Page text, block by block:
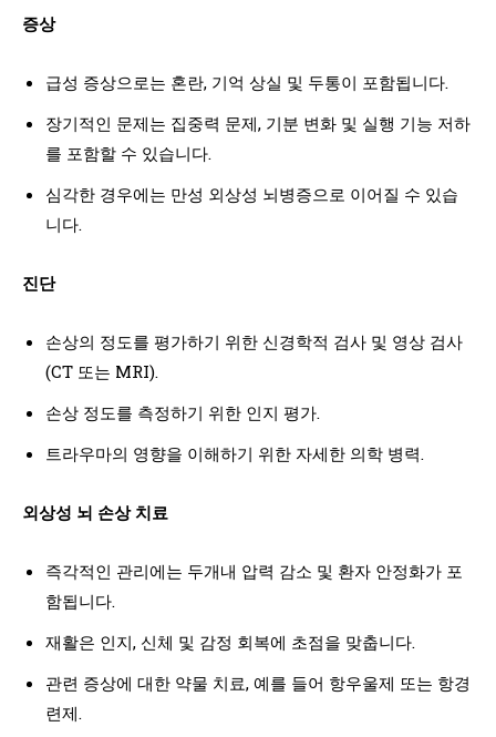
증상
급성 증상으로는 혼란, 기억 상실 및 두통이 포함됩니다.
장기적인 문제는 집중력 문제, 기분 변화 및 실행 기능 저하
를 포함할 수 있습니다.
심각한 경우에는 만성 외상성 뇌병증으로 이어질 수 있습
니다.
진단
손상의 정도를 평가하기 위한 신경학적 검사 및 영상 검사
(CT 또는 MRI).
손상 정도를 측정하기 위한 인지 평가.
트라우마의 영향을 이해하기 위한 자세한 의학 병력.
외상성 뇌 손상 치료
즉각적인 관리에는 두개내 압력 감소 및 환자 안정화가 포
함됩니다.
재활은 인지, 신체 및 감정 회복에 초점을 맞춥니다.
관련 증상에 대한 약물 치료, 예를 들어 항우울제 또는 항경
련제.